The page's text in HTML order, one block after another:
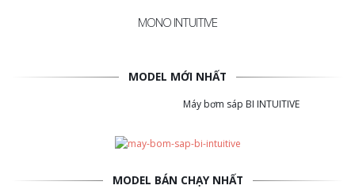
MONO INTUITIVE
MODEL MỚI NHẤT
Máy bơm sáp BI INTUITIVE
MODEL BÁN CHẠY NHẤT